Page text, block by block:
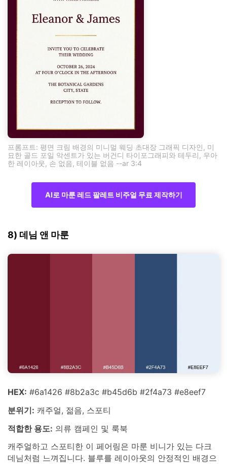
프롬프트: 평면 크림 배경의 미니멀 웨딩 초대장 그래픽 디자인, 미
묘한 골드 포일 악센트가 있는 버건디 타이포그래피와 테두리, 우아
한 레이아웃, 손 없음, 테이블 없음 --ar 3:4
AI로 마룬 레드 팔레트 비주얼 무료 제작하기
8) 데님 앤 마룬
HEX: #6a1426 #8b2a3c #b45d6b #2f4a73 #e8eef7
분위기: 캐주얼, 젊음, 스포티
적합한 용도: 의류 캠페인 및 룩북
캐주얼하고 스포티한 이 페어링은 마룬 비니가 있는 다크
데님처럼 느껴집니다. 블루를 레이아웃의 안정적인 배경으